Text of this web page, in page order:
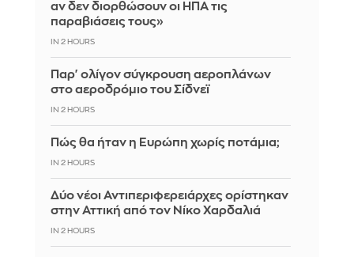
αν δεν διορθώσουν οι ΗΠΑ τις
παραβιάσεις τους»
IN 2 HOURS
Παρ' ολίγον σύγκρουση αεροπλάνων
στο αεροδρόμιο του Σίδνεϊ
IN 2 HOURS
Πώς θα ήταν η Ευρώπη χωρίς ποτάμια;
IN 2 HOURS
Δύο νέοι Αντιπεριφερειάρχες ορίστηκαν
στην Αττική από τον Νίκο Χαρδαλιά
IN 2 HOURS